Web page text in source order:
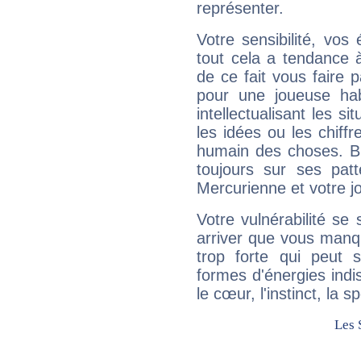
représenter.
Votre sensibilité,
tout cela a tendance
de ce fait vous faire
pour une joueuse
intellectualisant les
les idées ou les
humain des choses.
toujours sur ses
Mercurienne et votre
Votre vulnérabilité se
arriver que vous
trop forte qui peut
formes d'énergies
le cœur, l'instinct, la